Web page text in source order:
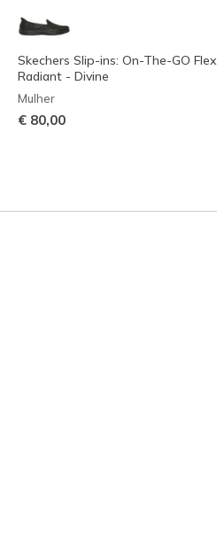
Skechers Slip-ins: On-The-GO Flex
Radiant - Divine
Mulher
€ 80,00